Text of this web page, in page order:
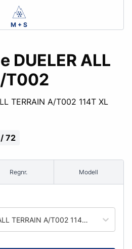
M + S
DUELER ALL
T002
TERRAIN A/T002 114T XL
72
Regnr. Modell
245/70 R17 DUELER ALL TERRAIN A/T002 114T XL